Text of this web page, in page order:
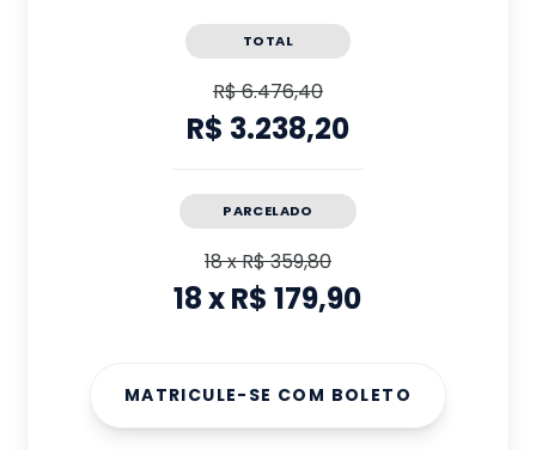
TOTAL
R$ 6.476,40
R$ 3.238,20
PARCELADO
18xR$ 359,80
18xR$ 179,90
MATRICULE-SE COM BOLETO